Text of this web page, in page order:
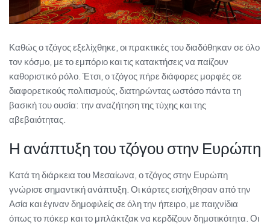
Καθώς ο τζόγος εξελίχθηκε, οι πρακτικές του διαδόθηκαν σε όλο
τον κόσμο, με το εμπόριο και τις κατακτήσεις να παίζουν
καθοριστικό ρόλο. Έτσι, ο τζόγος πήρε διάφορες μορφές σε
διαφορετικούς πολιτισμούς, διατηρώντας ωστόσο πάντα τη
βασική του ουσία: την αναζήτηση της τύχης και της
αβεβαιότητας.
Η ανάπτυξη του τζόγου στην Ευρώπη
Κατά τη διάρκεια του Μεσαίωνα, ο τζόγος στην Ευρώπη
γνώρισε σημαντική ανάπτυξη. Οι κάρτες εισήχθησαν από την
Ασία και έγιναν δημοφιλείς σε όλη την ήπειρο, με παιχνίδια
όπως το πόκερ και το μπλάκτζακ να κερδίζουν δημοτικότητα. Οι